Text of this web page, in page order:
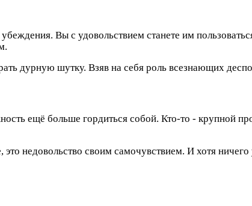
Вы с удовольствием станете им
дурную шутку. Взяв на себя роль всезнающих
ещё больше гордиться собой. Кто-то - крупной
недовольство своим самочувствием. И хотя